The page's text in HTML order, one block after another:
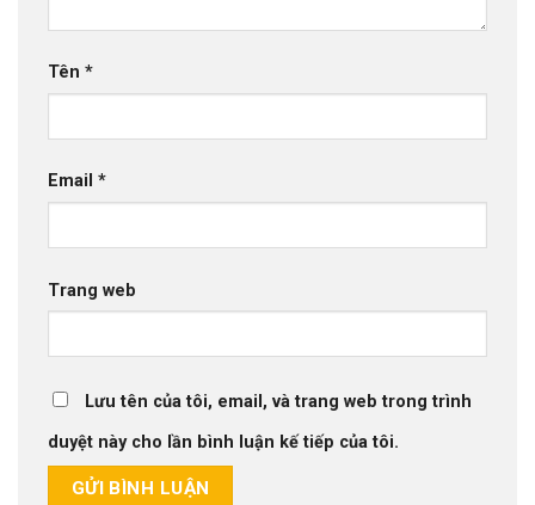
Tên *
Email *
Trang web
Lưu tên của tôi, email, và trang web trong trình
duyệt này cho lần bình luận kế tiếp của tôi.